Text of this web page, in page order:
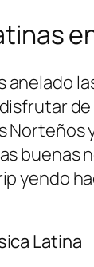
anelado
de
Norteños
buenas
yendo
Latina